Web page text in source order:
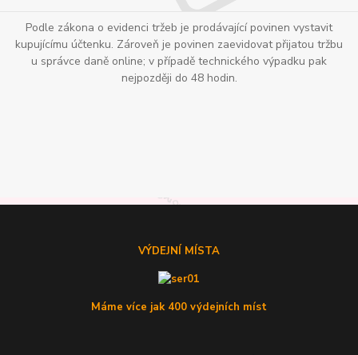
Podle zákona o evidenci tržeb je prodávající povinen vystavit
kupujícímu účtenku. Zároveň je povinen zaevidovat přijatou tržbu
u správce daně online; v případě technického výpadku pak
nejpozději do 48 hodin.
VÝDEJNÍ MÍSTA
Máme více jak 400 výdejních míst